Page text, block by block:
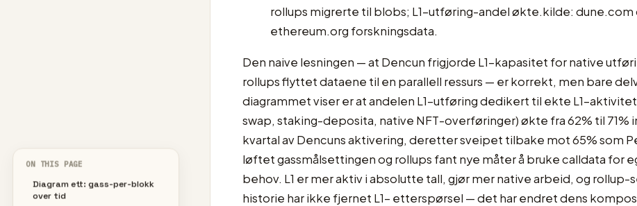
rollups migrerte til blobs; L1-utføring-andel økte.kilde: dune.com
ethereum.org forskningsdata.
Den naive lesningen — at Dencun frigjorde L1-kapasitet for native
rollups flyttet dataene til en parallell ressurs — er korrekt, men bare
diagrammet viser er at andelen L1-utføring dedikert til ekte L1-aktivitet
swap, staking-deposita, native NFT-overføringer) økte fra 62% til 71%
kvartal av Dencuns aktivering, deretter sveipet tilbake mot 65% som
løftet gassmålsettingen og rollups fant nye måter å bruke calldata for
behov. L1 er mer aktiv i absolutte tall, gjør mer native arbeid, og rollup-
historie har ikke fjernet L1- etterspørsel — det har endret dens
ON THIS PAGE
Diagram ett: gass-per-blokk
over tid